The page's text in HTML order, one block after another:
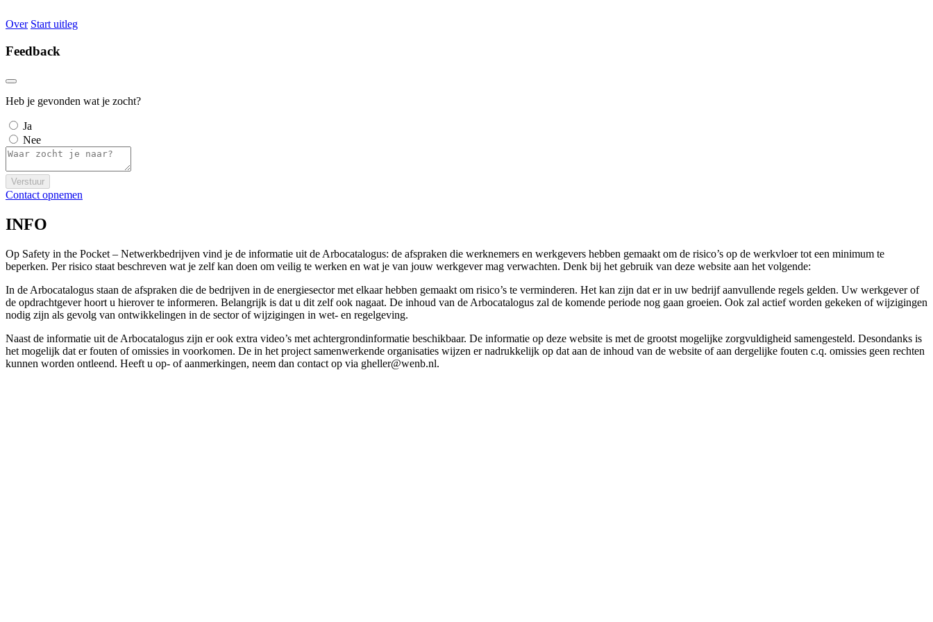
Over Start uitleg
Feedback
Heb je gevonden wat je zocht?
Ja
Nee
Verstuur
Contact opnemen
INFO
Op Safety in the Pocket – Netwerkbedrijven vind je de informatie uit de Arbocatalogus: de afspraken die werknemers en werkgevers hebben gemaakt om de risico’s op de werkvloer tot een minimum te
beperken. Per risico staat beschreven wat je zelf kan doen om veilig te werken en wat je van jouw werkgever mag verwachten. Denk bij het gebruik van deze website aan het volgende:
In de Arbocatalogus staan de afspraken die de bedrijven in de energiesector met elkaar hebben gemaakt om risico’s te verminderen. Het kan zijn dat er in uw bedrijf aanvullende regels gelden. Uw werkgever of
de opdrachtgever hoort u hierover te informeren. Belangrijk is dat u dit zelf ook nagaat. De inhoud van de Arbocatalogus zal de komende periode nog gaan groeien. Ook zal actief worden gekeken of wijzigingen
nodig zijn als gevolg van ontwikkelingen in de sector of wijzigingen in wet- en regelgeving.
Naast de informatie uit de Arbocatalogus zijn er ook extra video’s met achtergrondinformatie beschikbaar. De informatie op deze website is met de grootst mogelijke zorgvuldigheid samengesteld. Desondanks is
het mogelijk dat er fouten of omissies in voorkomen. De in het project samenwerkende organisaties wijzen er nadrukkelijk op dat aan de inhoud van de website of aan dergelijke fouten c.q. omissies geen rechten
kunnen worden ontleend. Heeft u op- of aanmerkingen, neem dan contact op via gheller@wenb.nl.